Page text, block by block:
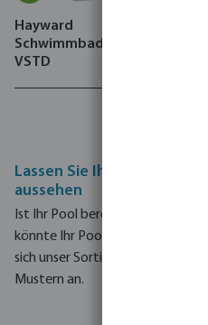
Hayward
Schwimmbadpumpe, RS II
VSTD
Lassen Sie Ihren Pool mit
aussehen
Ist Ihr Pool bereits
könnte Ihr Pool einen neuen
sich unser Sortiment an Einlagen
Mustern an.